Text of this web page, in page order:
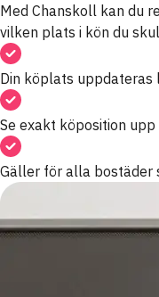
Med Chanskoll kan du
vilken plats i kön du
Din köplats uppdateras
Se exakt köposition
Gäller för alla bostäder